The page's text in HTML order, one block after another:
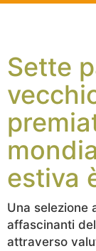
Sette
estiva
Una selezione
affascinanti
attraverso